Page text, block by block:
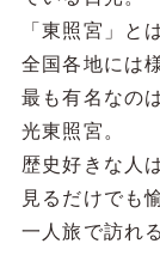
「東照宮」と
全国各地には
最も有名なの
光東照宮。
歴史好きな人
見るだけでも
一人旅で訪れ